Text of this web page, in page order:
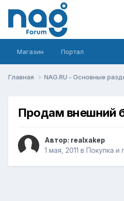
Магазин Портал
Главная NAG.RU - Основные
Продам внешний
Автор: realxakep
1 мая, 2011 в Покупка и